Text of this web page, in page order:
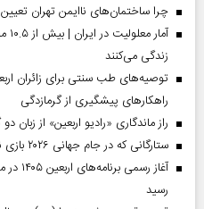
چرا ساختمان‌های ناایمن تهران
زندگی می‌کنند
توصیه‌های طب سنتی برای زائران
راهکارهای پیشگیری از گرمازدگی
راز ماندگاری «رادیو اربعین» از
ستارگانی که در جام جهانی ۲۰۲۶ بازی نکردند
رسید